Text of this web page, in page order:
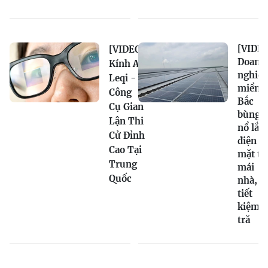
[VIDEO]
Kính AI
Leqi -
Công
Cụ Gian
Lận Thi
Cử Đỉnh
Cao Tại
Trung
Quốc
Doanh
nghiệp
miền
Bắc
bùng
nổ lắp
điện
mặt
mái
nhà,
tiết
kiệm
tră